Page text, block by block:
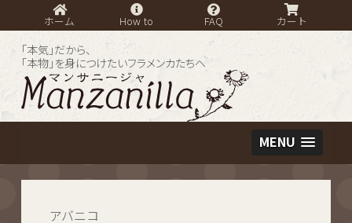
ホーム How to FAQ カート
「本気」だから、
「本物」を身につけたいフラメンカたちへ
MENU
アバニコ